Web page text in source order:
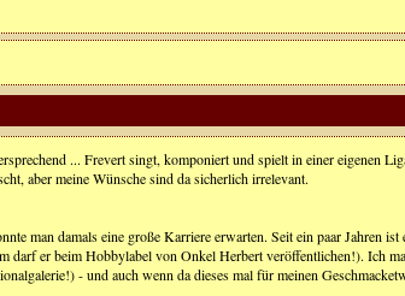
... Frevert singt, komponiert und spielt in einer eigenen
aber meine Wünsche sind da sicherlich irrelevant.
man damals eine große Karriere erwarten. Seit ein paar Jahren ist
darf er beim Hobbylabel von Onkel Herbert veröffentlichen!). Ich
- und auch wenn da dieses mal für meinen